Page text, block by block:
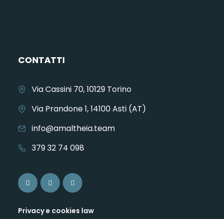
CONTATTI
Via Cassini 70, 10129 Torino
Via Prandone 1, 14100 Asti (AT)
info@amaltheia.team
379 32 74 098
Privacy e cookies law